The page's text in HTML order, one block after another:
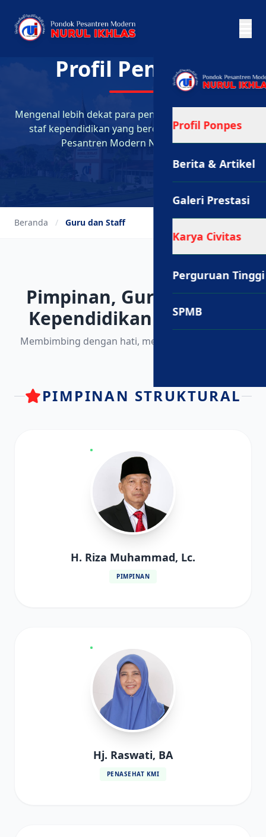
Profil Ponpes
Berita & Artikel
Galeri Prestasi
Karya Civitas
Perguruan Tinggi
SPMB
Profil Pendidik
Mengenal lebih dekat para pengajar profesional dan
staf kependidikan yang berdedikasi di Pondok
Pesantren Modern Nurul Ikhlas.
Beranda / Guru dan Staff
Pimpinan, Guru, Tenaga
Kependidikan dan Staff
Membimbing dengan hati, mengajar dengan ilmu.
PIMPINAN STRUKTURAL
H. Riza Muhammad, Lc.
PIMPINAN
Hj. Raswati, BA
PENASEHAT KMI